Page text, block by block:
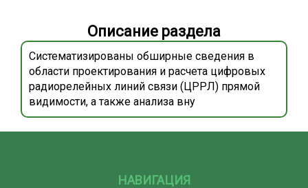
Описание раздела
Систематизированы обширные сведения в
области проектирования и расчета цифровых
радиорелейных линий связи (ЦРРЛ) прямой
видимости, а также анализа вну
НАВИГАЦИЯ